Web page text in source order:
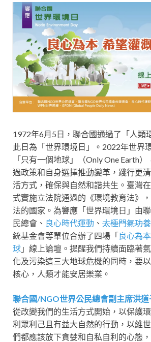
1972年6月5日，聯合國通過了「人類
此日為「世界環境日」。2022年世界
「只有一個地球」（Only One Earth
過政策和自身選擇推動變革，踐行更
活方式，確保與自然和諧共生。臺灣
式實施立法院通過的《環境教育法》
法的國家。為響應「世界環境日」由
民總會、 良心時代運動 、 太極門氣功
統基金會等單位合辦了四場「良心為
球 」線上論壇。提醒我們持續面臨著
化及污染這三大地球危機的同時，要
核心，人類才能安居樂業。
聯合國/NGO世界公民總會副主席洪道
從改變我們的生活方式開始，以保護
利眾利己且有益大自然的行動，以維
們都應該放下貪婪和自私自利的心態